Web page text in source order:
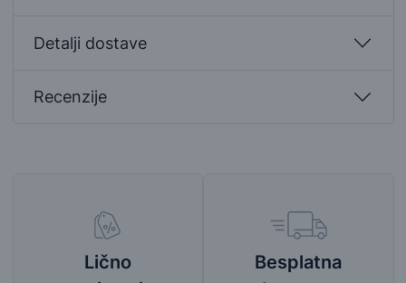
Detalji dostave
Recenzije
Lično
Besplatna